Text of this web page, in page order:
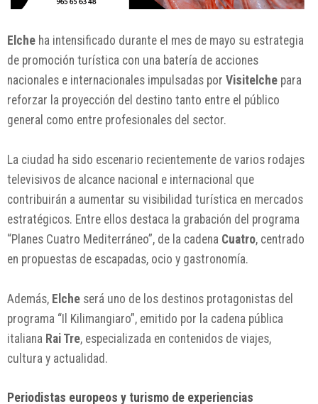
Elche ha intensificado durante el mes de mayo su estrategia
de promoción turística con una batería de acciones
nacionales e internacionales impulsadas por Visitelche para
reforzar la proyección del destino tanto entre el público
general como entre profesionales del sector.
La ciudad ha sido escenario recientemente de varios rodajes
televisivos de alcance nacional e internacional que
contribuirán a aumentar su visibilidad turística en mercados
estratégicos. Entre ellos destaca la grabación del programa
“Planes Cuatro Mediterráneo”, de la cadena Cuatro, centrado
en propuestas de escapadas, ocio y gastronomía.
Además, Elche será uno de los destinos protagonistas del
programa “Il Kilimangiaro”, emitido por la cadena pública
italiana Rai Tre, especializada en contenidos de viajes,
cultura y actualidad.
Periodistas europeos y turismo de experiencias